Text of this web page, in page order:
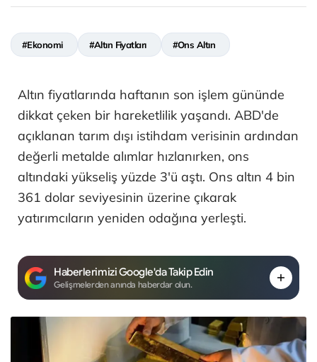
#Ekonomi #Altın Fiyatları #Ons Altın
Altın fiyatlarında haftanın son işlem gününde
dikkat çeken bir hareketlilik yaşandı. ABD'de
açıklanan tarım dışı istihdam verisinin ardından
değerli metalde alımlar hızlanırken, ons
altındaki yükseliş yüzde 3'ü aştı. Ons altın 4 bin
361 dolar seviyesinin üzerine çıkarak
yatırımcıların yeniden odağına yerleşti.
Haberlerimizi Google'da Takip Edin
Gelişmelerden anında haberdar olun.